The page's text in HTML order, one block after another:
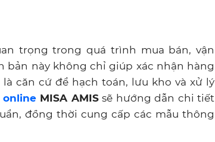
trọng trong quá trình mua bán, vận
bản này không chỉ giúp xác nhận hàng
căn cứ để hạch toán, lưu kho và xử lý
onlineMISA AMISsẽ hướng dẫn chi tiết
đồng thời cung cấp các mẫu thông